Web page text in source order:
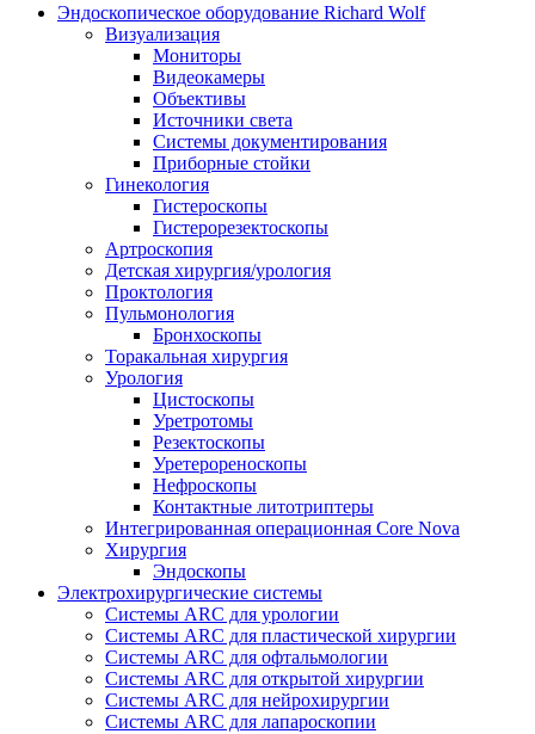
Эндоскопическое оборудование Richard Wolf
Визуализация
Мониторы
Видеокамеры
Объективы
Источники света
Системы документирования
Приборные стойки
Гинекология
Гистероскопы
Гистерорезектоскопы
Артроскопия
Детская хирургия/урология
Проктология
Пульмонология
Бронхоскопы
Торакальная хирургия
Урология
Цистоскопы
Уретротомы
Резектоскопы
Уретерореноскопы
Нефроскопы
Контактные литотриптеры
Интегрированная операционная Core Nova
Хирургия
Эндоскопы
Электрохирургические системы
Системы ARC для урологии
Системы ARC для пластической хирургии
Системы ARC для офтальмологии
Системы ARC для открытой хирургии
Системы ARC для нейрохирургии
Системы ARC для лапароскопии